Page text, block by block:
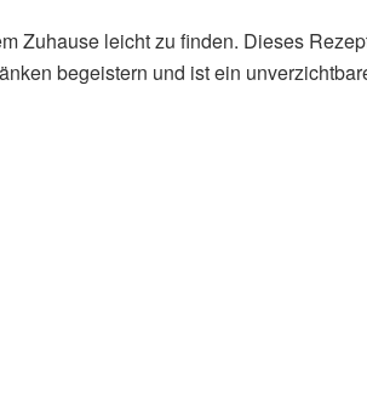
Zuhause leicht zu finden. Dieses
begeistern und ist ein